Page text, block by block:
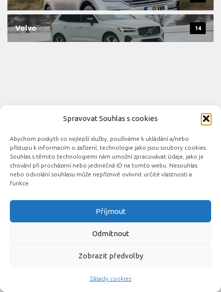
Spravovat Souhlas s cookies
Abychom poskytli co nejlepší služby, používáme k ukládání a/nebo
přístupu k informacím o zařízení, technologie jako jsou soubory cookies.
Souhlas s těmito technologiemi nám umožní zpracovávat údaje, jako je
chování při procházení nebo jedinečná ID na tomto webu. Nesouhlas
nebo odvolání souhlasu může nepříznivě ovlivnit určité vlastnosti a
funkce.
Příjmout
Odmítnout
Zobrazit předvolby
Zásady cookies
Volvo 14
Novinky automobilového průmyslu © 2026. Všechna práva
vyhrazena.
Podporováno - Designed with the
Související automobilové magazíny:
Auta.eu DotekSlova.cz